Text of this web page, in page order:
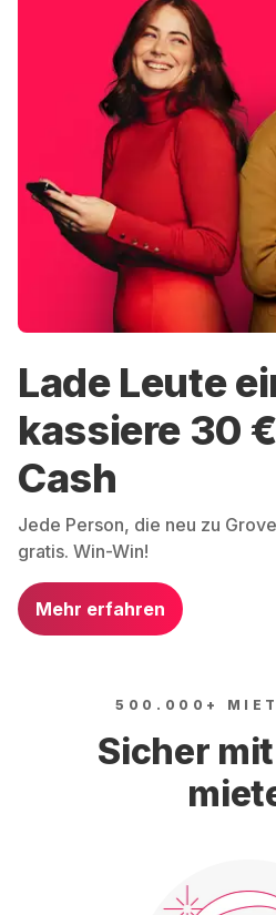
Lade Leute
kassiere 30
Cash
Jede Person, die neu zu
gratis. Win-Win!
Mehr erfahren
500.000+
Sicher